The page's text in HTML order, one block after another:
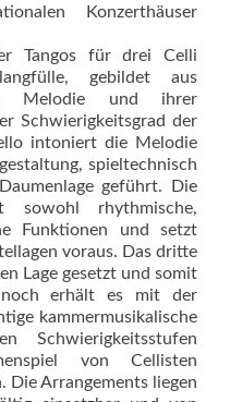
Konzerthäuser
Tangos für drei Celli
gebildet aus
Melodie und ihrer
Schwierigkeitsgrad der
intoniert die Melodie
spieltechnisch
geführt. Die
sowohl rhythmische,
Funktionen und setzt
voraus. Das dritte
Lage gesetzt und somit
erhält es mit der
kammermusikalische
Schwierigkeitsstufen
von Cellisten
Die Arrangements liegen